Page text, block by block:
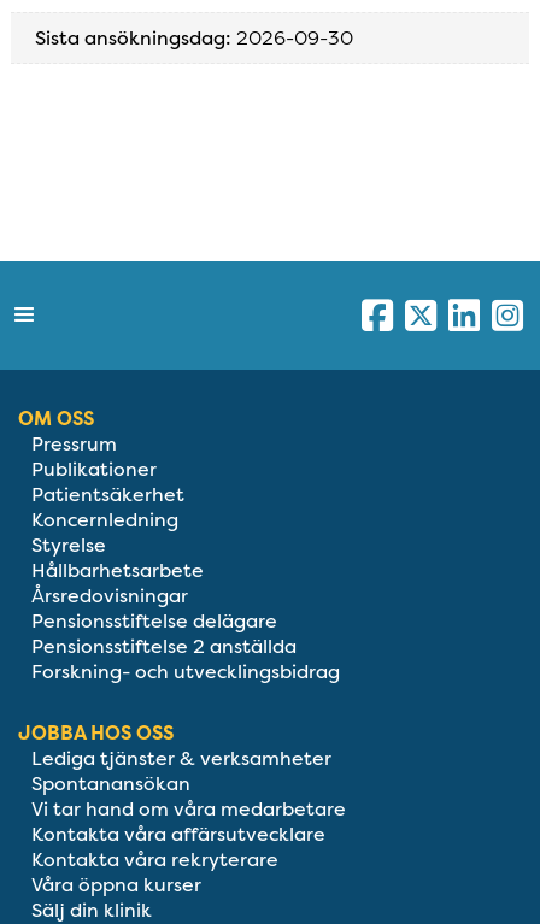
Sista ansökningsdag: 2026-09-30
OM OSS
Pressrum
Publikationer
Patientsäkerhet
Koncernledning
Styrelse
Hållbarhetsarbete
Årsredovisningar
Pensionsstiftelse delägare
Pensionsstiftelse 2 anställda
Forskning- och utvecklingsbidrag
JOBBA HOS OSS
Lediga tjänster & verksamheter
Spontanansökan
Vi tar hand om våra medarbetare
Kontakta våra affärsutvecklare
Kontakta våra rekryterare
Våra öppna kurser
Sälj din klinik